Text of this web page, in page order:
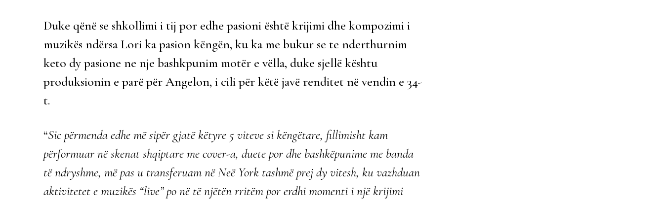
Duke qënë se shkollimi i tij por edhe pasioni është krijimi dhe kompozimi i
muzikës ndërsa Lori ka pasion këngën, ku ka me bukur se te nderthurnim
keto dy pasione ne nje bashkpunim motër e vëlla, duke sjellë kështu
produksionin e parë për Angelon, i cili për këtë javë renditet në vendin e 34-
t.
“Sic përmenda edhe më sipër gjatë këtyre 5 viteve si këngëtare, fillimisht kam
përformuar në skenat shqiptare me cover-a, duete por dhe bashkëpunime me banda
të ndryshme, më pas u transferuam në Neë York tashmë prej dy vitesh, ku vazhduan
aktivitetet e muzikës “live” po në të njëtën rritëm por erdhi momenti i një krijimi